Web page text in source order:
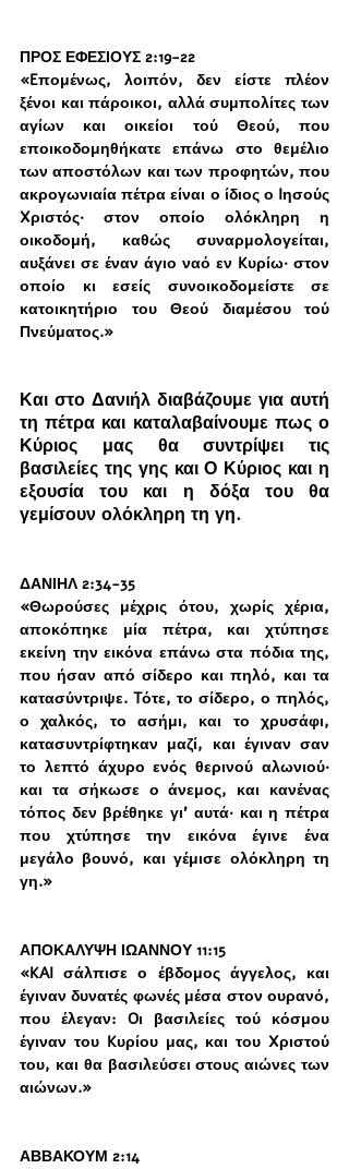
ΠΡΟΣ ΕΦΕΣΙΟΥΣ 2:19-22
«Eπομένως, λοιπόν, δεν είστε πλέον
ξένοι και πάροικοι, αλλά συμπολίτες των
αγίων και οικείοι τού Θεού, που
εποικοδομηθήκατε επάνω στο θεμέλιο
των αποστόλων και των προφητών, που
ακρογωνιαία πέτρα είναι ο ίδιος ο Iησούς
Xριστός· στον οποίο ολόκληρη η
οικοδομή, καθώς συναρμολογείται,
αυξάνει σε έναν άγιο ναό εν Kυρίω· στον
οποίο κι εσείς συνοικοδομείστε σε
κατοικητήριο του Θεού διαμέσου τού
Πνεύματος.»
Και στο Δανιήλ διαβάζουμε για αυτή
τη πέτρα και καταλαβαίνουμε πως ο
Κύριος μας θα συντρίψει τις
βασιλείες της γης και Ο Κύριος και η
εξουσία του και η δόξα του θα
γεμίσουν ολόκληρη τη γη.
ΔΑΝΙΗΛ 2:34-35
«Θωρούσες μέχρις ότου, χωρίς χέρια,
αποκόπηκε μία πέτρα, και χτύπησε
εκείνη την εικόνα επάνω στα πόδια της,
που ήσαν από σίδερο και πηλό, και τα
κατασύντριψε. Tότε, το σίδερο, ο πηλός,
ο χαλκός, το ασήμι, και το χρυσάφι,
κατασυντρίφτηκαν μαζί, και έγιναν σαν
το λεπτό άχυρο ενός θερινού αλωνιού·
και τα σήκωσε ο άνεμος, και κανένας
τόπος δεν βρέθηκε γι’ αυτά· και η πέτρα
που χτύπησε την εικόνα έγινε ένα
μεγάλο βουνό, και γέμισε ολόκληρη τη
γη.»
ΑΠΟΚΑΛΥΨΗ ΙΩΑΝΝΟΥ 11:15
«KAI σάλπισε ο έβδομος άγγελος, και
έγιναν δυνατές φωνές μέσα στον ουρανό,
που έλεγαν: Oι βασιλείες τού κόσμου
έγιναν του Kυρίου μας, και του Xριστού
του, και θα βασιλεύσει στους αιώνες των
αιώνων.»
ΑΒΒΑΚΟΥΜ 2:14